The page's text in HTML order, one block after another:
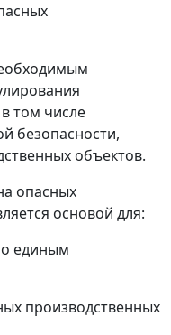
том числе
безопасности,
объектов.
опасных
основой для:
единым
производственных